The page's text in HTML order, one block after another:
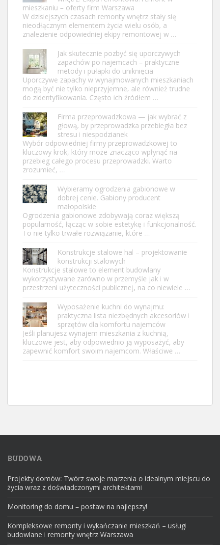
mieszkaniu – oferty firm Warszawa
W dzisiejszych czasach remonty wnętrz stały się
nieodłącznym elementem życia wielu osób, a
znalezienie odpowiedniej ekipy remontowej w …
Jak skutecznie pozbyć się uporczywych
zapachów po najemcach – praktyczne
metody i pułapki do uniknięcia
Uporczywe zapachy w wynajmowanych mieszkaniach
mogą być nie tylko nieprzyjemne, ale również trudne
do zidentyfikowania. Często ich źródłem …
Firma przeprowadzkowa — jak wybrać z
głową, by przeprowadzka przebiegła bez
stresu i niespodzianek
Wybór odpowiedniej firmy przeprowadzkowej to
kluczowy krok, który może znacząco wpłynąć na
przebieg całego procesu przeprowadzki. Warto
zrozumieć, …
Wybieramy ogrodzenia gabionowe w
dobrej cenie. Gabiony producent
małopolskie
Ogrodzenia gabionowe zdobywają coraz większą
popularność, łącząc w sobie estetykę i funkcjonalność.
To nie tylko trwałe rozwiązanie, które …
Konstrukcje stalowe hal – projektowanie
konstrukcji stalowych
Konstrukcje stalowe to element budowlany
wykorzystywane zarówno w przemyśle jak i w
przestrzeni użyteczności publicznej, na co niewiele …
Wyposażenie kuchni do wynajmu:
praktyczna lista niezbędnych akcesoriów i
sprzętów dla komfortu najemców
Jeśli planujesz wynajem mieszkania z kuchnią,
kluczowe jest, aby odpowiednio ją wyposażyć, aby
zapewnić komfort swoim najemcom. Właściwe …
BUDOWA
Projekty domów: Twórz swoje marzenia o idealnym miejscu do
życia wraz z doświadczonymi architektami
Monitoring do domu – postaw na najlepszy!
Kompleksowe remonty i wykańczanie mieszkań – usługi
budowlane i remonty wnętrz Warszawa